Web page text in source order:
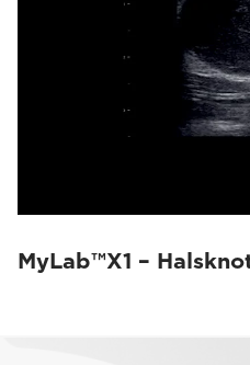
MyLab™X1 –